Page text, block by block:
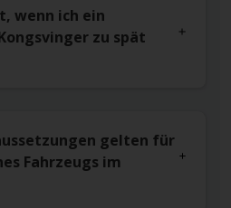
wenn ich ein
zu spät
gelten für
Fahrzeugs im